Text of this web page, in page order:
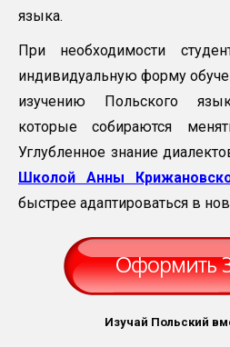
языка.
При необходимости
индивидуальную форму
изучению Польского
которые собираются
Углубленное знание
Школой Анны
быстрее адаптироваться в
Изучай Польский